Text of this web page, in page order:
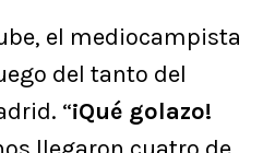
el mediocampista
del tanto del
“¡Qué golazo!